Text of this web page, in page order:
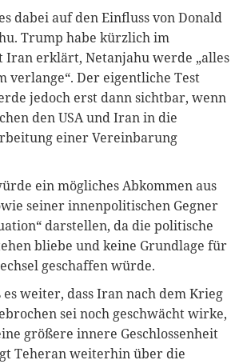
dabei auf den Einfluss von Donald
Trump habe kürzlich im
Iran erklärt, Netanjahu werde „alles
verlange“. Der eigentliche Test
jedoch erst dann sichtbar, wenn
den USA und Iran in die
einer Vereinbarung
ein mögliches Abkommen aus
seiner innenpolitischen Gegner
darstellen, da die politische
bliebe und keine Grundlage für
geschaffen würde.
weiter, dass Iran nach dem Krieg
sei noch geschwächt wirke,
größere innere Geschlossenheit
Teheran weiterhin über die